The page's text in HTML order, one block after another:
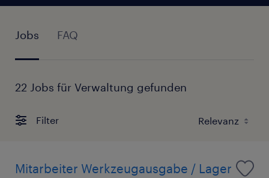
Jobs FAQ
22 Jobs für Verwaltung gefunden
Filter
Mitarbeiter Werkzeugausgabe / Lager